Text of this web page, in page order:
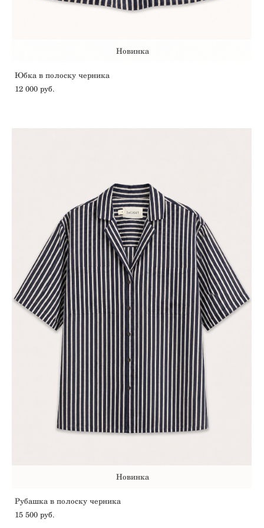
Новинка
Юбка в полоску черника
12 000 pуб.
Новинка
Рубашка в полоску черника
15 500 pуб.